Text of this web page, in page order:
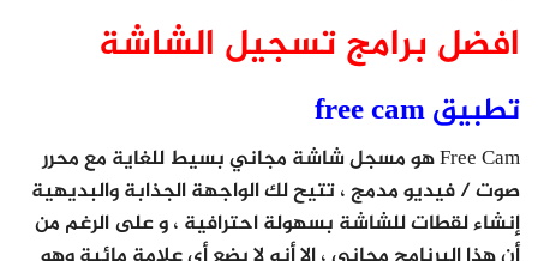
افضل برامج تسجيل الشاشة
تطبيق free cam
Free Cam هو مسجل شاشة مجاني بسيط للغاية مع محرر
صوت / فيديو مدمج ، تتيح لك الواجهة الجذابة والبديهية
إنشاء لقطات للشاشة بسهولة احترافية ، و على الرغم من